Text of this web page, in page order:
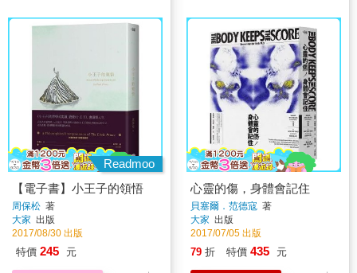
Readmoo
【電子書】小王子的領悟
周保松 著
大家 出版
2017/08/30 出版
特價 245 元
心靈的傷，身體會記住
貝塞爾．范德寇 著
大家 出版
2017/07/05 出版
79 折 特價 435 元